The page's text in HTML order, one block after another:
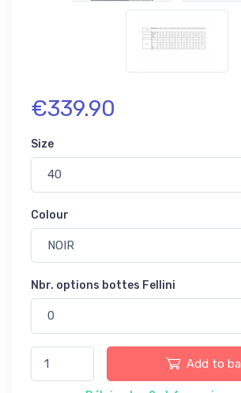
€339.90
Size
Colour
Nbr. options bottes Fellini
Add to